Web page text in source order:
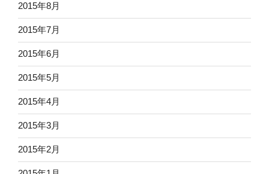
2015年8月
2015年7月
2015年6月
2015年5月
2015年4月
2015年3月
2015年2月